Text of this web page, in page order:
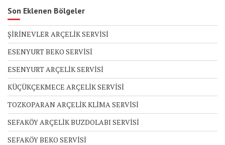
Son Eklenen Bölgeler
ŞİRİNEVLER ARÇELİK SERVİSİ
ESENYURT BEKO SERVİSİ
ESENYURT ARÇELİK SERVİSİ
KÜÇÜKÇEKMECE ARÇELİK SERVİSİ
TOZKOPARAN ARÇELİK KLİMA SERVİSİ
SEFAKÖY ARÇELİK BUZDOLABI SERVİSİ
SEFAKÖY BEKO SERVİSİ